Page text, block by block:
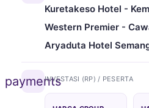
Kuretakeso Hotel -
Western Premier -
Aryaduta Hotel
paymentsINVESTASI (RP) / PESERTA